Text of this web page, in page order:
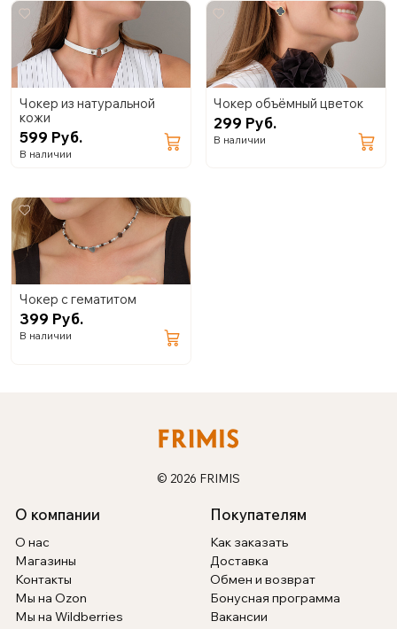
Чокер из натуральной
кожи
599 Руб.
В наличии
Чокер объёмный цветок
299 Руб.
В наличии
Чокер с гематитом
399 Руб.
В наличии
© 2026 FRIMIS
О компании
О нас
Магазины
Контакты
Мы на Ozon
Мы на Wildberries
Покупателям
Как заказать
Доставка
Обмен и возврат
Бонусная программа
Вакансии